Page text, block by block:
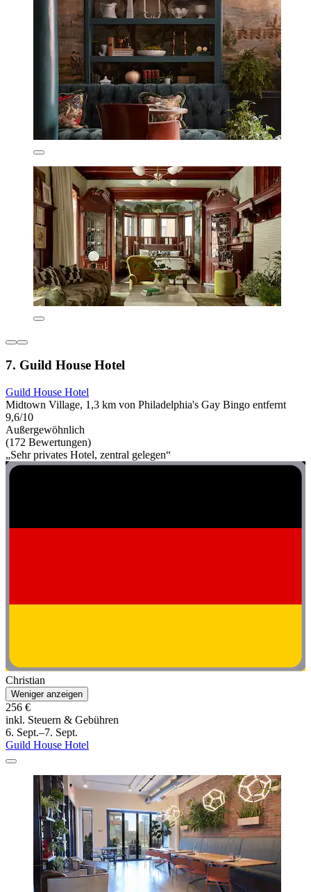
7. Guild House Hotel
Guild House Hotel
Midtown Village, 1,3 km von Philadelphia's Gay Bingo entfernt
9,6/10
Außergewöhnlich
(172 Bewertungen)
„Sehr privates Hotel, zentral gelegen“
Christian
Weniger anzeigen
256 €
inkl. Steuern & Gebühren
6. Sept.–7. Sept.
Guild House Hotel